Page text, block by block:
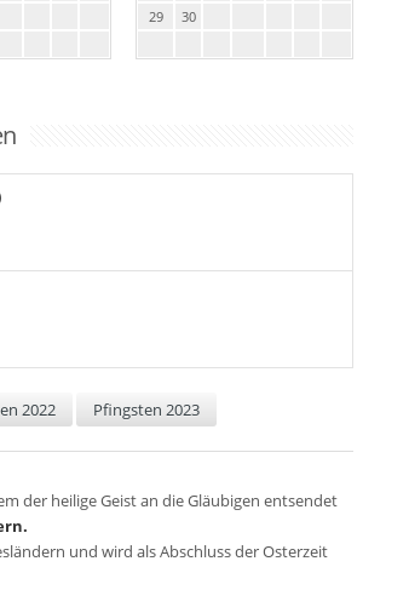
29
30
2022 Pfingsten 2023
der heilige Geist an die Gläubigen entsendet
und wird als Abschluss der Osterzeit